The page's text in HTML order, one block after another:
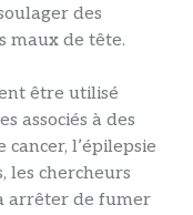
des
maux de tête.
être utilisé
associés à des
l’épilepsie
les chercheurs
arrêter de fumer